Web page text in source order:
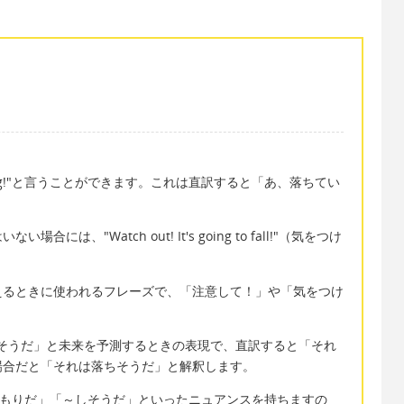
言うことができます。これは直訳すると「あ、落ちてい
ない場合には、"Watch out! It's going to fall!"（気をつけ
ときに使われるフレーズで、「注意して！」や「気をつけ
だ」と未来を予測するときの表現で、直訳すると「それ
だと「それは落ちそうだ」と解釈します。
だ」「～しそうだ」といったニュアンスを持ちますの